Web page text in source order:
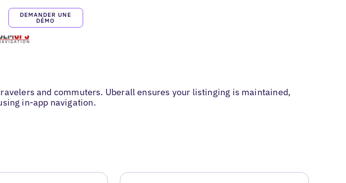
DEMANDER UNE
DÉMO
and commuters. Uberall ensures your listinging is maintained,
in-app navigation.